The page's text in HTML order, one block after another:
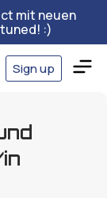
mit neuen
:)
Sign up